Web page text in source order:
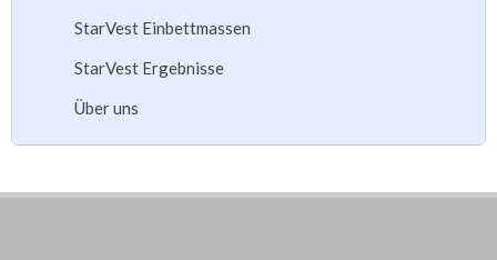
StarVest Einbettmassen
StarVest Ergebnisse
Über uns